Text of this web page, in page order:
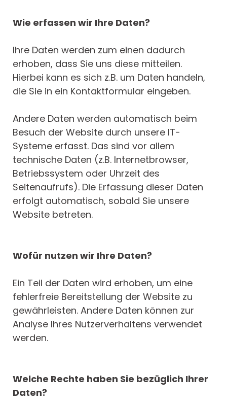
Wie erfassen wir Ihre Daten?
Ihre Daten werden zum einen dadurch
erhoben, dass Sie uns diese mitteilen.
Hierbei kann es sich z.B. um Daten handeln,
die Sie in ein Kontaktformular eingeben.
Andere Daten werden automatisch beim
Besuch der Website durch unsere IT-
Systeme erfasst. Das sind vor allem
technische Daten (z.B. Internetbrowser,
Betriebssystem oder Uhrzeit des
Seitenaufrufs). Die Erfassung dieser Daten
erfolgt automatisch, sobald Sie unsere
Website betreten.
Wofür nutzen wir Ihre Daten?
Ein Teil der Daten wird erhoben, um eine
fehlerfreie Bereitstellung der Website zu
gewährleisten. Andere Daten können zur
Analyse Ihres Nutzerverhaltens verwendet
werden.
Welche Rechte haben Sie bezüglich Ihrer
Daten?